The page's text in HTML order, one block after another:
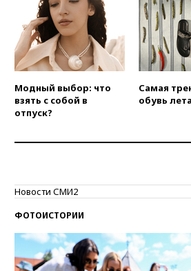
Модный выбор: что
взять с собой в
отпуск?
Самая
обувь
Новости СМИ2
ФОТОИСТОРИИ